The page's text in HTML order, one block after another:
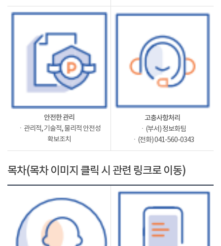
안전한 관리
ㆍ관리적, 기술적, 물리적 안전성
확보조치
고충사항처리
ㆍ(부서) 정보화팀
ㆍ(전화) 041-560-0343
목차(목차 이미지 클릭 시 관련 링크로 이동)